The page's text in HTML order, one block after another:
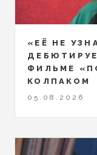
«ЕЁ НЕ
ФИЛЬМЕ
КОЛПАКОМ
05.08.2026